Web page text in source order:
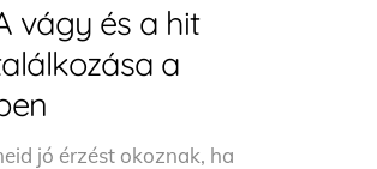
vágy és a hit
a
jó érzést okoznak, ha